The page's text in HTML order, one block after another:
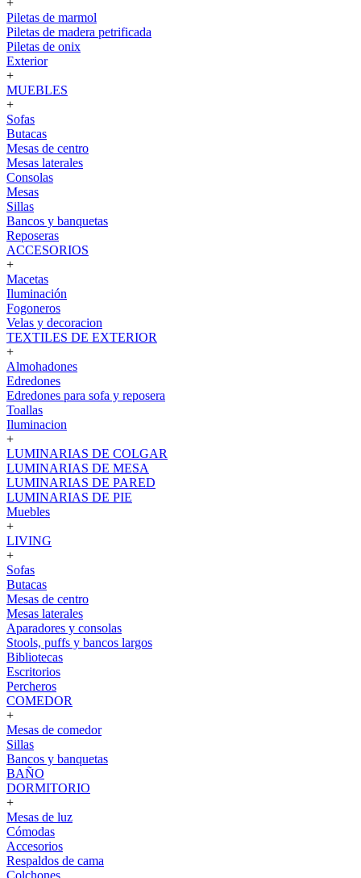
+
Piletas de marmol
Piletas de madera petrificada
Piletas de onix
Exterior
+
MUEBLES
+
Sofas
Butacas
Mesas de centro
Mesas laterales
Consolas
Mesas
Sillas
Bancos y banquetas
Reposeras
ACCESORIOS
+
Macetas
Iluminación
Fogoneros
Velas y decoracion
TEXTILES DE EXTERIOR
+
Almohadones
Edredones
Edredones para sofa y reposera
Toallas
Iluminacion
+
LUMINARIAS DE COLGAR
LUMINARIAS DE MESA
LUMINARIAS DE PARED
LUMINARIAS DE PIE
Muebles
+
LIVING
+
Sofas
Butacas
Mesas de centro
Mesas laterales
Aparadores y consolas
Stools, puffs y bancos largos
Bibliotecas
Escritorios
Percheros
COMEDOR
+
Mesas de comedor
Sillas
Bancos y banquetas
BAÑO
DORMITORIO
+
Mesas de luz
Cómodas
Accesorios
Respaldos de cama
Colchones